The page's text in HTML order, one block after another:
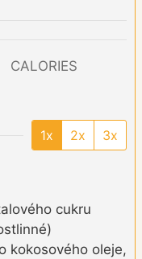
CALORIES
1x 2x 3x
cukru
kokosového oleje,